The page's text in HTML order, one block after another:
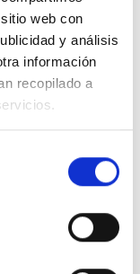
web con
y análisis
información
recopilado a
être
afin